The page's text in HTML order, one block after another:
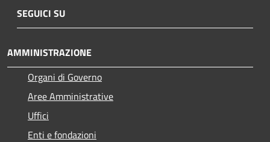
SEGUICI SU
AMMINISTRAZIONE
Organi di Governo
Aree Amministrative
Uffici
Enti e fondazioni